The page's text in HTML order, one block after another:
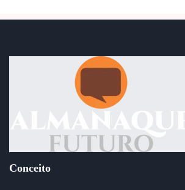
Conceito